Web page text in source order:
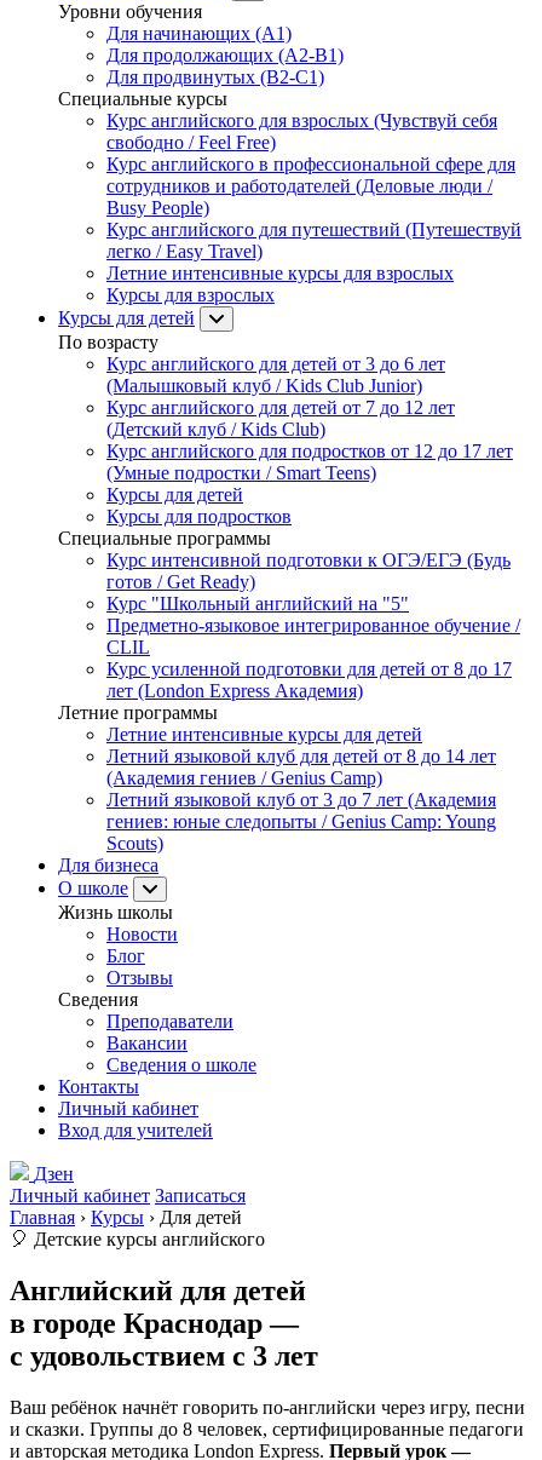
Уровни обучения
Для начинающих (A1)
Для продолжающих (A2-B1)
Для продвинутых (B2-C1)
Специальные курсы
Курс английского для взрослых (Чувствуй себя
свободно / Feel Free)
Курс английского в профессиональной сфере для
сотрудников и работодателей (Деловые люди /
Busy People)
Курс английского для путешествий (Путешествуй
легко / Easy Travel)
Летние интенсивные курсы для взрослых
Курсы для взрослых
Курсы для детей
По возрасту
Курс английского для детей от 3 до 6 лет
(Малышковый клуб / Kids Club Junior)
Курс английского для детей от 7 до 12 лет
(Детский клуб / Kids Club)
Курс английского для подростков от 12 до 17 лет
(Умные подростки / Smart Teens)
Курсы для детей
Курсы для подростков
Специальные программы
Курс интенсивной подготовки к ОГЭ/ЕГЭ (Будь
готов / Get Ready)
Курс "Школьный английский на "5"
Предметно-языковое интегрированное обучение /
CLIL
Курс усиленной подготовки для детей от 8 до 17
лет (London Express Академия)
Летние программы
Летние интенсивные курсы для детей
Летний языковой клуб для детей от 8 до 14 лет
(Академия гениев / Genius Camp)
Летний языковой клуб от 3 до 7 лет (Академия
гениев: юные следопыты / Genius Camp: Young
Scouts)
Для бизнеса
О школе
Жизнь школы
Новости
Блог
Отзывы
Сведения
Преподаватели
Вакансии
Сведения о школе
Контакты
Личный кабинет
Вход для учителей
Дзен
Личный кабинет Записаться
Главная › Курсы › Для детей
🎈 Детские курсы английского
Английский для детей
в городе Краснодар—
с удовольствием с 3 лет
Ваш ребёнок начнёт говорить по-английски через игру, песни
и сказки. Группы до 8 человек, сертифицированные педагоги
и авторская методика London Express. Первый урок —